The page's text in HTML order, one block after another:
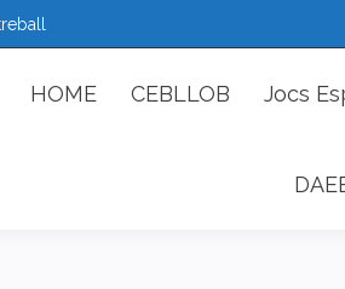
HOME CEBLLOB Jocs